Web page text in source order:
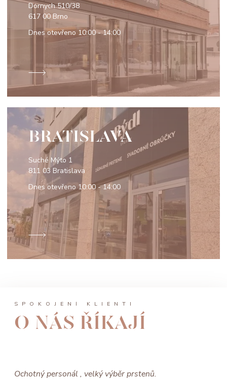
Dornych 510/38
617 00 Brno
Dnes otevřeno 10:00 - 14:00
BRATISLAVA
Suché Mýto 1
811 03 Bratislava
Dnes otevřeno10:00 - 14:00
SPOKOJENÍ KLIENTI
O NÁS ŘÍKAJÍ
Ochotný personál , velký výběr prstenů.